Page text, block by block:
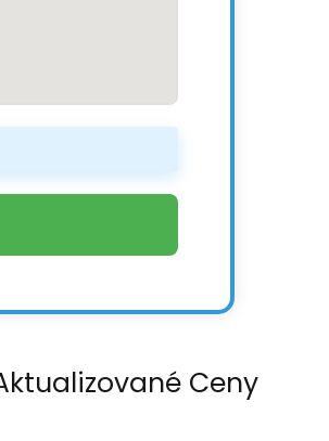
Ceny